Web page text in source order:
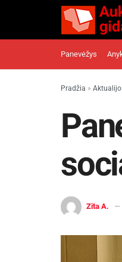
Panevėžys
Pradžia »
Zita A.